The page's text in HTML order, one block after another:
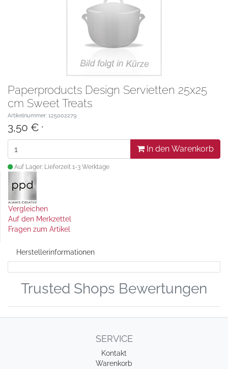
Paperproducts Design Servietten 25x25
cm Sweet Treats
Artikelnummer: 125002279
3,50 € *
In den Warenkorb
Auf Lager: Lieferzeit 1-3 Werktage
Vergleichen
Auf den Merkzettel
Fragen zum Artikel
Herstellerinformationen
Trusted Shops Bewertungen
SERVICE
Kontakt
Warenkorb